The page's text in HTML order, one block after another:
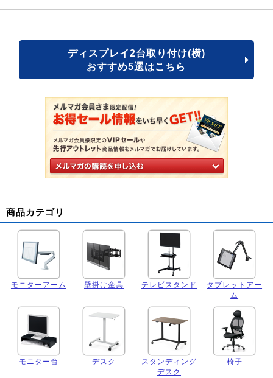
ディスプレイ2台取り付け(横)
おすすめ5選はこちら
商品カテゴリ
モニターアーム 壁掛け金具 テレビスタンド
タブレットアー
ム
モニター台 デスク
スタンディング
デスク
椅子